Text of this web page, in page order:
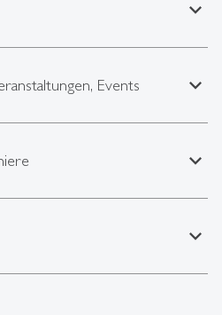
expand_less
Events expand_less
expand_less
expand_less